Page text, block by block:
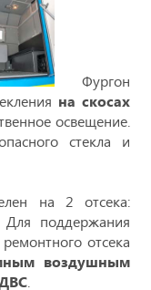
Фургон
на скосах
освещение.
стекла и
на 2 отсека:
Для поддержания
отсека
воздушным